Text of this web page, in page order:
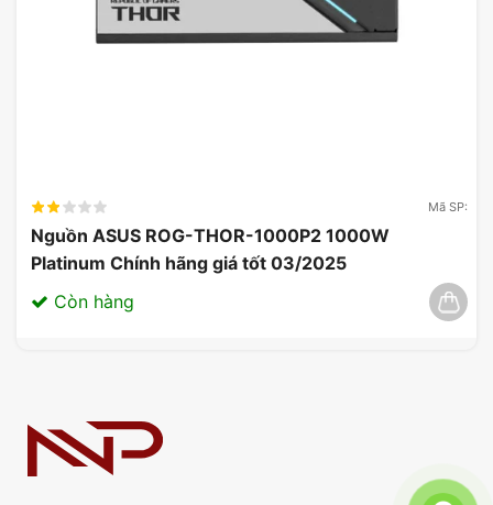
Mã SP:
Nguồn ASUS ROG-THOR-1000P2 1000W
Platinum Chính hãng giá tốt 03/2025
Còn hàng